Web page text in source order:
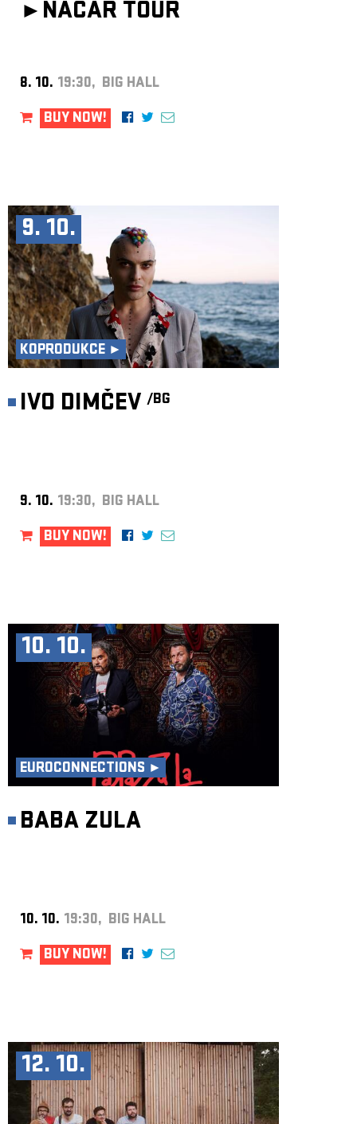
► NACAR TOUR
8. 10. 19:30, BIG HALL
BUY NOW!
9. 10.
KOPRODUKCE ►
IVO DIMČEV /BG
9. 10. 19:30, BIG HALL
BUY NOW!
10. 10.
EUROCONNECTIONS ►
BABA ZULA
10. 10. 19:30, BIG HALL
BUY NOW!
12. 10.